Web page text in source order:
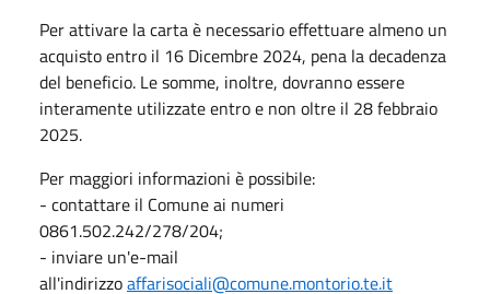
Per attivare la carta è necessario effettuare almeno un
acquisto entro il 16 Dicembre 2024, pena la decadenza
del beneficio. Le somme, inoltre, dovranno essere
interamente utilizzate entro e non oltre il 28 febbraio
2025.
Per maggiori informazioni è possibile:
- contattare il Comune ai numeri
0861.502.242/278/204;
- inviare un'e-mail
all'indirizzoaffarisociali@comune.montorio.te.it